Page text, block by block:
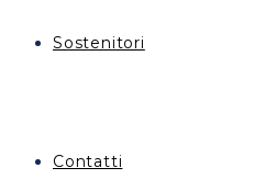
Sostenitori
Contatti